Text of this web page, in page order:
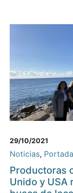
29/10/2021
Noticias, Portada
Productoras
Unido y USA